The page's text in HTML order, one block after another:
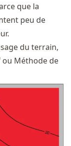
que la
peu de
du terrain,
Méthode de